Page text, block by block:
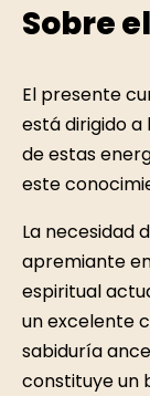
Sobre
El presente
está dirigido a
de estas
este
La necesidad
apremiante
espiritual
un excelente
sabiduría
constituye un